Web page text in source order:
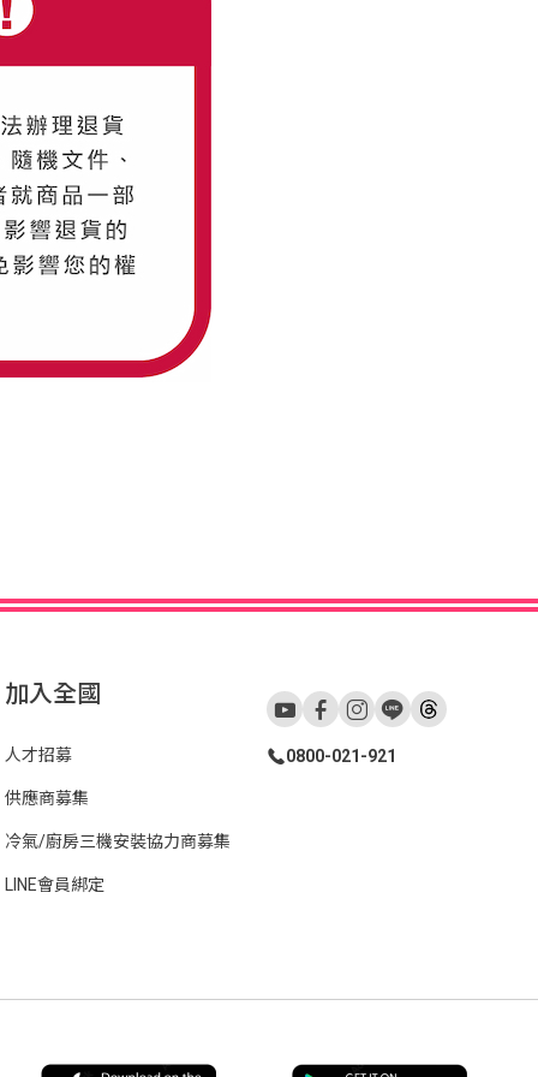
加入全國
人才招募
供應商募集
冷氣/廚房三機安裝協力商募集
LINE會員綁定
0800-021-921